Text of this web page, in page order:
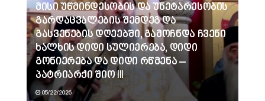
მისი უწმინდესობის და უნეტარესობის
გარდაცვალების შემდეგ და
გასვენების დღეებში, გამოჩნდა ჩვენი
ხალხის დიდი სულიერება, დიდი
გონიერება და დიდი რწმენა –
პატრიარქი შიო III
05/22/2026